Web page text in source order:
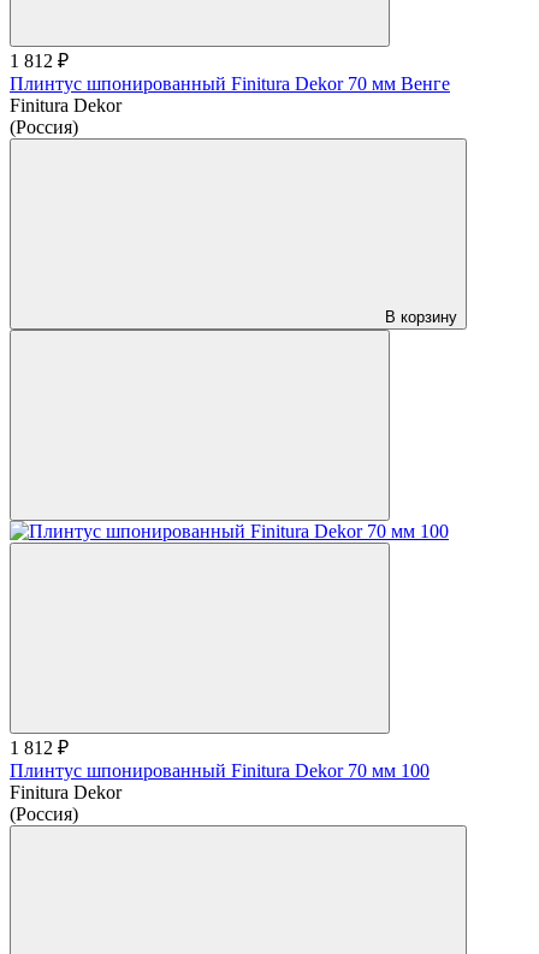
1 812 ₽
Плинтус шпонированный Finitura Dekor 70 мм Венге
Finitura Dekor
(Россия)
В корзину
1 812 ₽
Плинтус шпонированный Finitura Dekor 70 мм 100
Finitura Dekor
(Россия)